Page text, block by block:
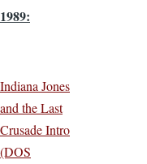
1989:
Indiana Jones
and the Last
Crusade Intro
(DOS